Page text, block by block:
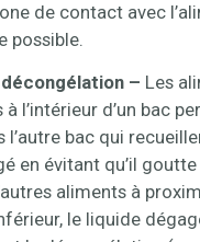
de contact avec
possible.
– Les
l’intérieur d’un bac
l’autre bac qui
en évitant qu’il
aliments à
le liquide